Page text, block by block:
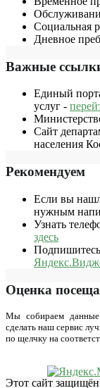
Социальная
Дневное
Важные
Единый
услуг -
Сайт
населения
Рекомендуем
Если вы
нужным
Узнать
здесь
Оценка
Мы собираем
сделать наш сервис
по щелчку на
Этот сайт